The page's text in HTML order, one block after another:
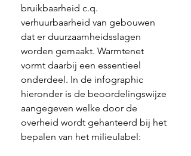
bruikbaarheid c.q.
verhuurbaarheid van gebouwen
dat er duurzaamheidsslagen
worden gemaakt. Warmtenet
vormt daarbij een essentieel
onderdeel. In de infographic
hieronder is de beoordelingswijze
aangegeven welke door de
overheid wordt gehanteerd bij het
bepalen van het milieulabel: